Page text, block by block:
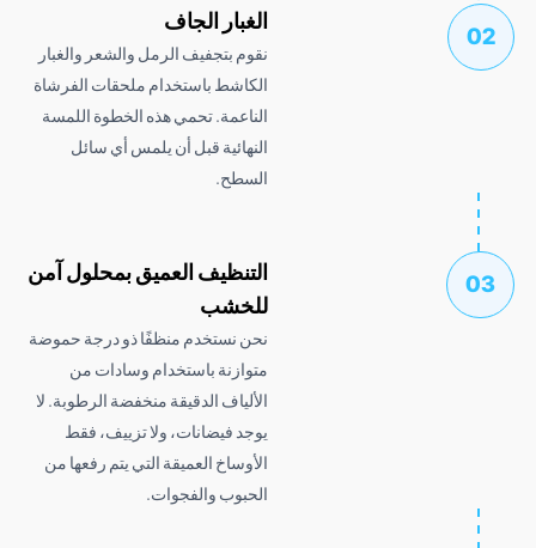
الغبار الجاف
نقوم بتجفيف الرمل والشعر والغبار
الكاشط باستخدام ملحقات الفرشاة
الناعمة. تحمي هذه الخطوة اللمسة
النهائية قبل أن يلمس أي سائل
التنظيف العميق بمحلول آمن
للخشب
نحن نستخدم منظفًا ذو درجة حموضة
متوازنة باستخدام وسادات من
الألياف الدقيقة منخفضة الرطوبة. لا
يوجد فيضانات، ولا تزييف، فقط
الأوساخ العميقة التي يتم رفعها من
الحبوب والفجوات.